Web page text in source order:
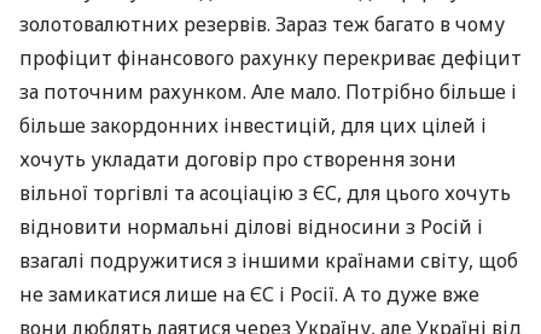
золотовалютних резервів. Зараз теж багато в чому
профіцит фінансового рахунку перекриває дефіцит
за поточним рахунком. Але мало. Потрібно більше і
більше закордонних інвестицій, для цих цілей і
хочуть укладати договір про створення зони
вільної торгівлі та асоціацію з ЄС, для цього хочуть
відновити нормальні ділові відносини з Росій і
взагалі подружитися з іншими країнами світу, щоб
не замикатися лише на ЄС і Росії. А то дуже вже
вони люблять лаятися через Україну, але Україні від